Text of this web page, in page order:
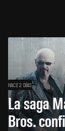
HACE 2 DÍAS
La saga
Bros.